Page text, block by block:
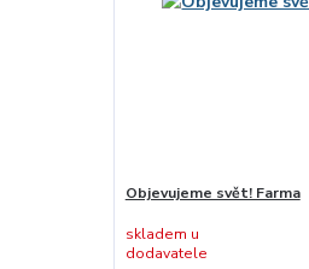
Objevujeme svět! Farma
skladem u
dodavatele